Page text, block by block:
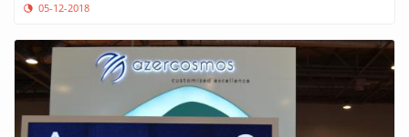
05-12-2018